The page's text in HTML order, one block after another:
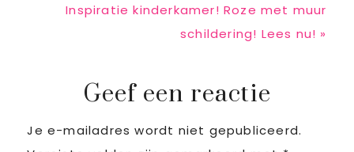
Next
Inspiratie kinderkamer! Roze met muur
schildering! Lees nu! »
Reader
Geef een reactie
Je e-mailadres wordt niet gepubliceerd.